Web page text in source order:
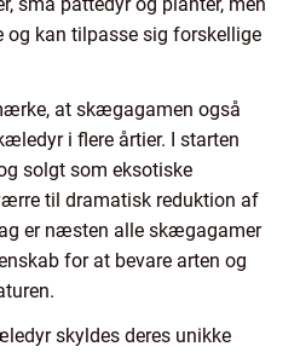
og kan tilpasse sig forskellige
at skægagamen også
i flere årtier. I starten
solgt som eksotiske
til dramatisk reduktion af
er næsten alle skægagamer
for at bevare arten og
skyldes deres unikke